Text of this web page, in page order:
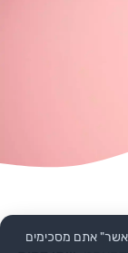
אתם מסכימים